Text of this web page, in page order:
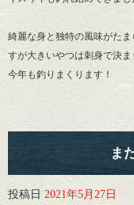
綺麗な身と独特の風味がた
すが大きいやつは刺身で決ま
今年も釣りまくります！
ま
投稿日 2021年5月27日